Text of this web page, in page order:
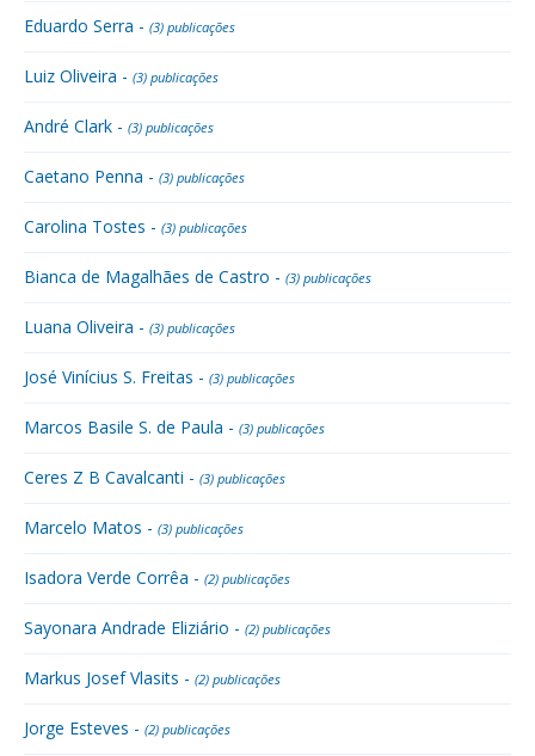
Eduardo Serra - (3) publicações
Luiz Oliveira - (3) publicações
André Clark - (3) publicações
Caetano Penna - (3) publicações
Carolina Tostes - (3) publicações
Bianca de Magalhães de Castro - (3) publicações
Luana Oliveira - (3) publicações
José Vinícius S. Freitas - (3) publicações
Marcos Basile S. de Paula - (3) publicações
Ceres Z B Cavalcanti - (3) publicações
Marcelo Matos - (3) publicações
Isadora Verde Corrêa - (2) publicações
Sayonara Andrade Eliziário - (2) publicações
Markus Josef Vlasits - (2) publicações
Jorge Esteves - (2) publicações